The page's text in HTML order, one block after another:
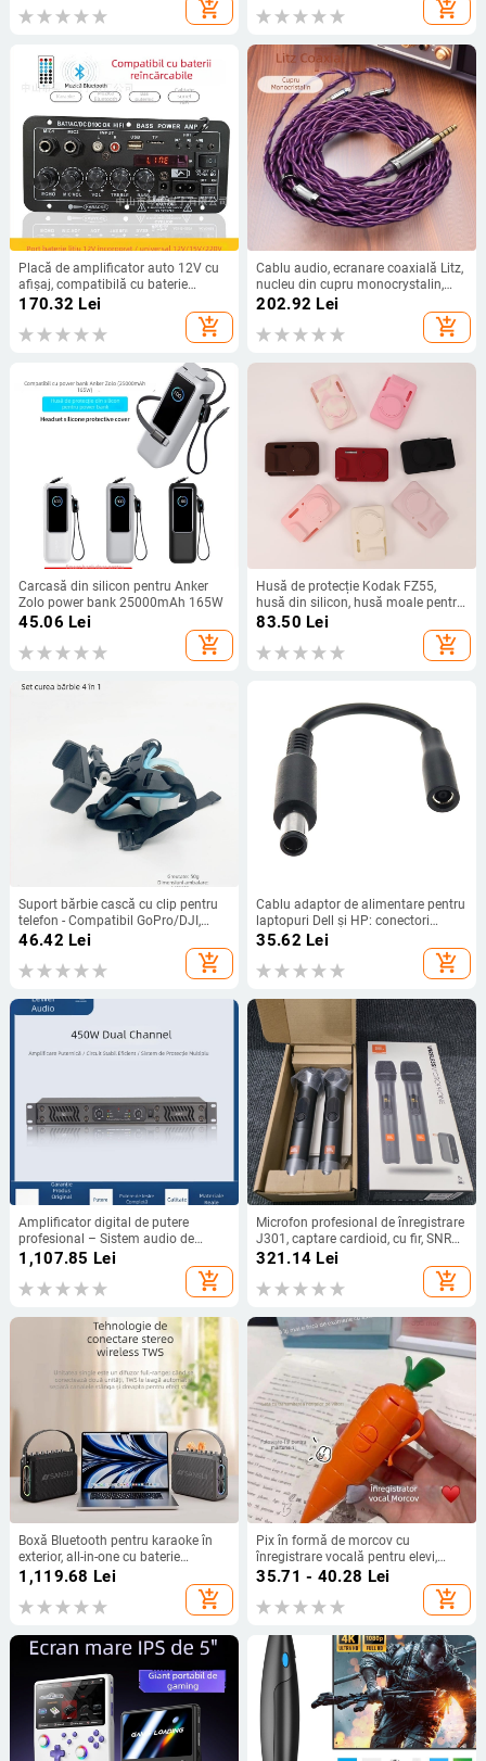
add_shopping_cart add_shopping_cart
Placă de amplificator auto 12V cu
afișaj, compatibilă cu baterie
reîncărcabilă, modul Bluetooth
170.32 Lei
add_shopping_cart
Cablu audio, ecranare coaxială Litz,
nucleu din cupru monocrystalin,
împletire încrucișată; conectori
drepți 2.5/3.5/4.4 mm; MMCX sau
0.78 mm 2-pin, QDC sau TFZ
202.92 Lei
add_shopping_cart
Carcasă din silicon pentru Anker
Zolo power bank 25000mAh 165W
45.06 Lei
add_shopping_cart
Husă de protecție Kodak FZ55,
husă din silicon, husă moale pentru
cameră digitală CCD portabilă
83.50 Lei
add_shopping_cart
Suport bărbie cască cu clip pentru
telefon - Compatibil GoPro/DJI,
PP+TPE, Model GR19
46.42 Lei
add_shopping_cart
Cablu adaptor de alimentare pentru
laptopuri Dell și HP: conectori
7.4x5.0 mm masculin la 4.5x3.0
mm feminin, OEM, marcă YL, model
4530F la 7450M
35.62 Lei
add_shopping_cart
Amplificator digital de putere
profesional – Sistem audio de
scenă cu două canale pentru acasă,
spectacole și conferințe
1,107.85 Lei
add_shopping_cart
Microfon profesional de înregistrare
J301, captare cardioid, cu fir, SNR
≥75 dB, tensiune de lucru 5 V
321.14 Lei
add_shopping_cart
Boxă Bluetooth pentru karaoke în
exterior, all-in-one cu baterie
încorporată, 75W, răspuns în
frecvență 100Hz-20kHz, SNR
≥70dB, 4000–6000mAh
1,119.68 Lei
add_shopping_cart
Pix în formă de morcov cu
înregistrare vocală pentru elevi,
jucărie drăguță
35.71 - 40.28 Lei
add_shopping_cart